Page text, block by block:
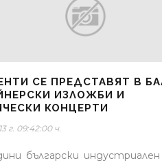
СЕ ПРЕДСТАВЯТ В
ИЗЛОЖБИ И
КОНЦЕРТИ
г. 09:42:00 ч.
български индустриален